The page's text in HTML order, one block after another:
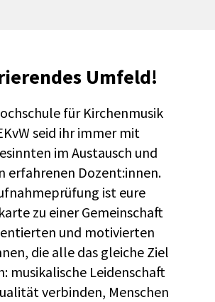
Umfeld!
für Kirchenmusik
seid ihr immer mit
im Austausch und
erfahrenen Dozent:innen.
ist eure
zu einer Gemeinschaft
und motivierten
die alle das gleiche Ziel
musikalische Leidenschaft
verbinden, Menschen